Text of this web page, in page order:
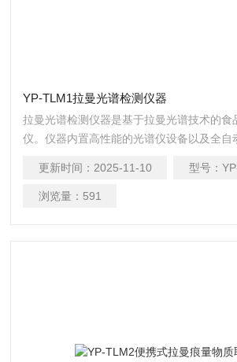
YP-TLM1拉曼光谱检测仪器
拉曼光谱检测仪器是基于拉曼光谱技术的食
仪。仪器内置高性能的光谱仪设备以及全自
单灵活、检测速度快、可检测未知物、检测
更新时间： 2025-11-10 型号：
浏览量： 591